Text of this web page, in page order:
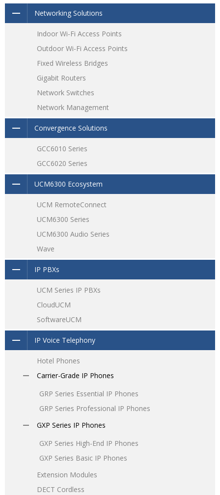
Networking Solutions
Indoor Wi-Fi Access Points
Outdoor Wi-Fi Access Points
Fixed Wireless Bridges
Gigabit Routers
Network Switches
Network Management
Convergence Solutions
GCC6010 Series
GCC6020 Series
UCM6300 Ecosystem
UCM RemoteConnect
UCM6300 Series
UCM6300 Audio Series
Wave
IP PBXs
UCM Series IP PBXs
CloudUCM
SoftwareUCM
IP Voice Telephony
Hotel Phones
Carrier-Grade IP Phones
GRP Series Essential IP Phones
GRP Series Professional IP Phones
GXP Series IP Phones
GXP Series High-End IP Phones
GXP Series Basic IP Phones
Extension Modules
DECT Cordless